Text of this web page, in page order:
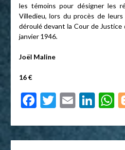
les témoins pour désigner les
Villedieu, lors du procès de leurs
déroulé devant la Cour de Justice
janvier 1946.
Joël Maline
16 €
Facebook
Twitter
Email